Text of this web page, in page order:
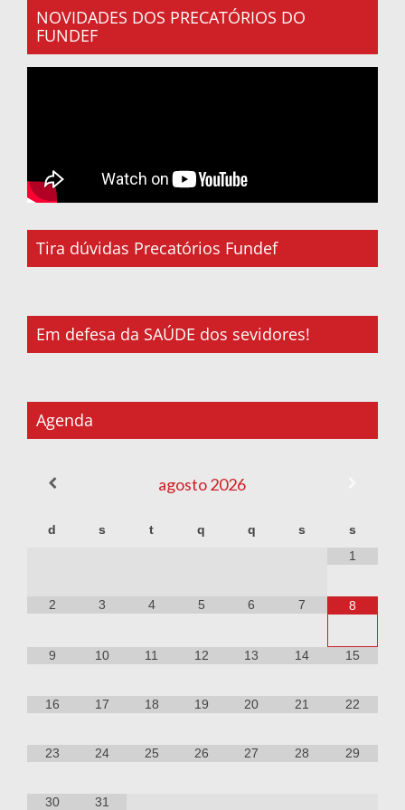
NOVIDADES DOS PRECATÓRIOS DO
FUNDEF
Tira dúvidas Precatórios Fundef
Em defesa da SAÚDE dos sevidores!
Agenda
agosto2026
d s t q q s
s
1
2 3 4 5 6 7 8
9 10 11 12 13 14 15
16 17 18 19 20 21 22
23 24 25 26 27 28 29
30 31